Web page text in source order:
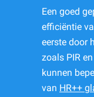
Een goed
efficiëntie
eerste door
zoals PIR
kunnen
van HR++